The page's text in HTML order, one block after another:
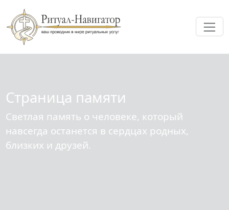
Страница памяти
Светлая память о человеке, который
навсегда останется в сердцах родных,
близких и друзей.